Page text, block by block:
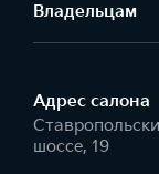
Владельцам
Адрес салонa
шоссе, 19